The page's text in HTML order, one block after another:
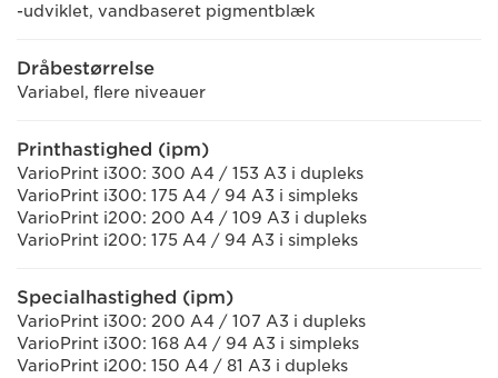
-udviklet, vandbaseret pigmentblæk
Dråbestørrelse
Variabel, flere niveauer
Printhastighed (ipm)
VarioPrint i300: 300 A4 / 153 A3 i dupleks
VarioPrint i300: 175 A4 / 94 A3 i simpleks
VarioPrint i200: 200 A4 / 109 A3 i dupleks
VarioPrint i200: 175 A4 / 94 A3 i simpleks
Specialhastighed (ipm)
VarioPrint i300: 200 A4 / 107 A3 i dupleks
VarioPrint i300: 168 A4 / 94 A3 i simpleks
VarioPrint i200: 150 A4 / 81 A3 i dupleks